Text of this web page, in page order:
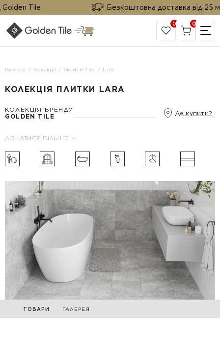
Tile Безкоштовна доставка від 25 м²
САЙТ КОМПАНІЇ
0 0
Головна Колекції Golden Tile Lara
КОЛЕКЦІЯ ПЛИТКИ LARA
КОЛЕКЦІЯ БРЕНДУ
GOLDEN TILE
Де купити?
ДІЗНАТИСЯ БІЛЬШЕ
ТОВАРИ ГАЛЕРЕЯ